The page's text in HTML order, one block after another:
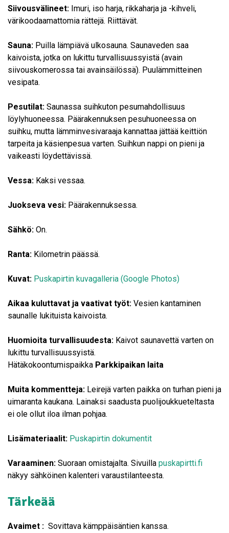
Siivousvälineet: Imuri, iso harja, rikkaharja ja -kihveli,
värikoodaamattomia rättejä. Riittävät.
Sauna: Puilla lämpiävä ulkosauna. Saunaveden saa
kaivoista, jotka on lukittu turvallisuussyistä (avain
siivouskomerossa tai avainsäilössä). Puulämmitteinen
vesipata.
Pesutilat: Saunassa suihkuton pesumahdollisuus
löylyhuoneessa. Päärakennuksen pesuhuoneessa on
suihku, mutta lämminvesivaraaja kannattaa jättää keittiön
tarpeita ja käsienpesua varten. Suihkun nappi on pieni ja
vaikeasti löydettävissä.
Vessa: Kaksi vessaa.
Juokseva vesi: Päärakennuksessa.
Sähkö: On.
Ranta: Kilometrin päässä.
Kuvat: Puskapirtin kuvagalleria (Google Photos)
Aikaa kuluttavat ja vaativat työt: Vesien kantaminen
saunalle lukituista kaivoista.
Huomioita turvallisuudesta: Kaivot saunavettä varten on
lukittu turvallisuussyistä.
Hätäkokoontumispaikka Parkkipaikan laita
Muita kommentteja: Leirejä varten paikka on turhan pieni ja
uimaranta kaukana. Lainaksi saadusta puolijoukkueteltasta
ei ole ollut iloa ilman pohjaa.
Lisämateriaalit: Puskapirtin dokumentit
Varaaminen: Suoraan omistajalta. Sivuilla puskapirtti.fi
näkyy sähköinen kalenteri varaustilanteesta.
Tärkeää
Avaimet : Sovittava kämppäisäntien kanssa.